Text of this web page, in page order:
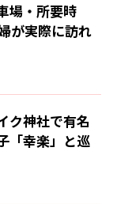
場・所要時
が実際に訪れ
ク神社で有名
「幸楽」と巡